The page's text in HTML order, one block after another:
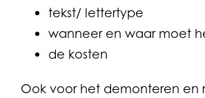
tekst/ lettertype
wanneer en waar moet
de kosten
Ook voor het demonteren